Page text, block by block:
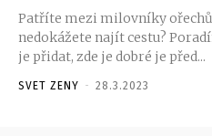
Patříte mezi milovníky
nedokážete najít cestu?
je přidat, zde je dobré je před...
SVET ZENY - 28.3.2023